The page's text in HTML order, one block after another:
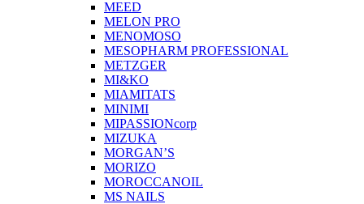
MEED
MELON PRO
MENOMOSO
MESOPHARM PROFESSIONAL
METZGER
MI&KO
MIAMITATS
MINIMI
MIPASSIONcorp
MIZUKA
MORGAN’S
MORIZO
MOROCCANOIL
MS NAILS